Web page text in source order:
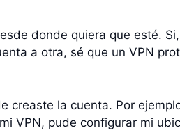
donde quiera que esté.
a otra, sé que un VPN
creaste la cuenta. Por
VPN, pude configurar mi